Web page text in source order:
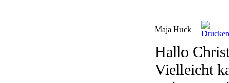
Maja Huck
Hallo
Vielleicht